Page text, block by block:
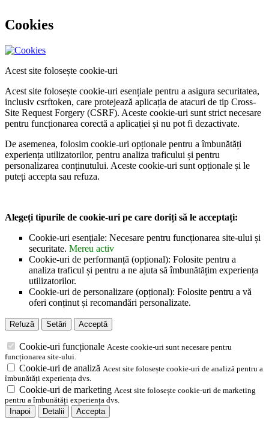
Cookies
Acest site folosește cookie-uri
Acest site folosește cookie-uri esențiale pentru a asigura securitatea,
inclusiv csrftoken, care protejează aplicația de atacuri de tip Cross-
Site Request Forgery (CSRF). Aceste cookie-uri sunt strict necesare
pentru funcționarea corectă a aplicației și nu pot fi dezactivate.
De asemenea, folosim cookie-uri opționale pentru a îmbunătăți
experiența utilizatorilor, pentru analiza traficului și pentru
personalizarea conținutului. Aceste cookie-uri sunt opționale și le
puteți accepta sau refuza.
Alegeți tipurile de cookie-uri pe care doriți să le acceptați:
Cookie-uri esențiale: Necesare pentru funcționarea site-ului și
securitate. Mereu activ
Cookie-uri de performanță (opțional): Folosite pentru a
analiza traficul și pentru a ne ajuta să îmbunătățim experiența
utilizatorilor.
Cookie-uri de personalizare (opțional): Folosite pentru a vă
oferi conținut și recomandări personalizate.
Refuză Setări Acceptă
Cookie-uri funcționale Aceste cookie-uri sunt necesare pentru
funcționarea site-ului.
Cookie-uri de analiză Acest site folosește cookie-uri de analiză pentru a
îmbunătăți experiența dvs.
Cookie-uri de marketing Acest site folosește cookie-uri de marketing
pentru a îmbunătăți experiența dvs.
Inapoi
Detalii Accepta